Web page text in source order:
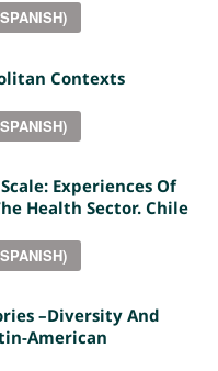
Contexts
Experiences Of
Health Sector. Chile
–diversity And
American